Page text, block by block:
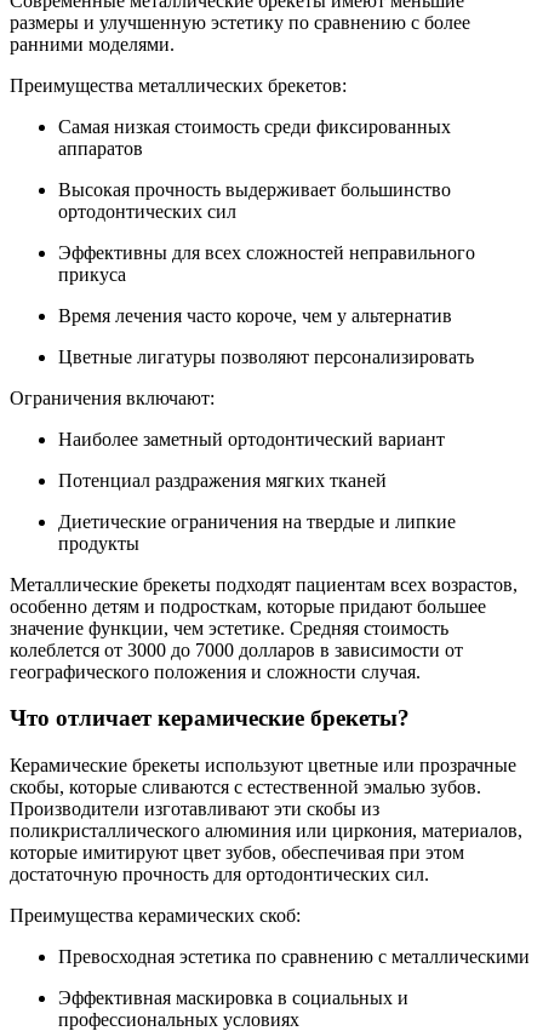
размеры и улучшенную эстетику по сравнению с более
ранними моделями.
Преимущества металлических брекетов:
Самая низкая стоимость среди фиксированных
аппаратов
Высокая прочность выдерживает большинство
ортодонтических сил
Эффективны для всех сложностей неправильного
прикуса
Время лечения часто короче, чем у альтернатив
Цветные лигатуры позволяют персонализировать
Ограничения включают:
Наиболее заметный ортодонтический вариант
Потенциал раздражения мягких тканей
Диетические ограничения на твердые и липкие
продукты
Металлические брекеты подходят пациентам всех возрастов,
особенно детям и подросткам, которые придают большее
значение функции, чем эстетике. Средняя стоимость
колеблется от 3000 до 7000 долларов в зависимости от
географического положения и сложности случая.
Что отличает керамические брекеты?
Керамические брекеты используют цветные или прозрачные
скобы, которые сливаются с естественной эмалью зубов.
Производители изготавливают эти скобы из
поликристаллического алюминия или циркония, материалов,
которые имитируют цвет зубов, обеспечивая при этом
достаточную прочность для ортодонтических сил.
Преимущества керамических скоб:
Превосходная эстетика по сравнению с металлическими
Эффективная маскировка в социальных и
профессиональных условиях